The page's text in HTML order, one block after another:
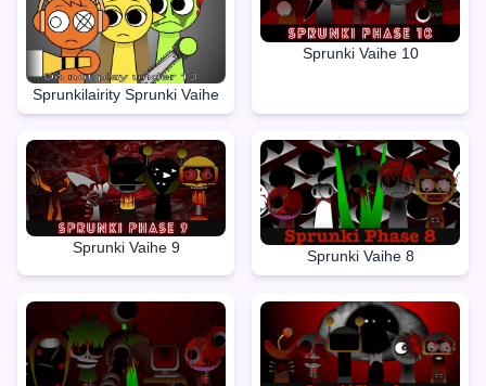
Sprunkilairity Sprunki Vaihe
Sprunki Vaihe 10
Sprunki Vaihe 9 Sprunki Vaihe 8